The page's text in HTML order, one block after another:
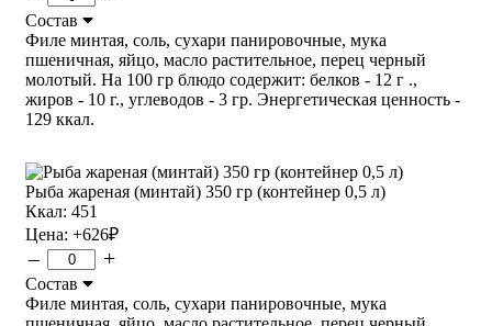
Состав
Филе минтая, соль, сухари панировочные, мука
пшеничная, яйцо, масло растительное, перец черный
молотый. На 100 гр блюдо содержит: белков - 12 г .,
жиров - 10 г., углеводов - 3 гр. Энергетическая ценность -
129 ккал.
Рыба жареная (минтай) 350 гр (контейнер 0,5 л)
Ккал: 451
Цена: +626₽
– +
Состав
Филе минтая, соль, сухари панировочные, мука